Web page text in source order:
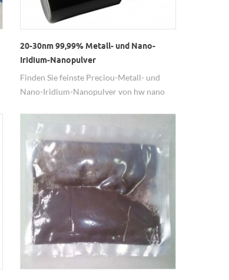
20-30nm 99,99% Metall- und Nano-
Iridium-Nanopulver
Finden Sie feinste Preciou-Metall- und
Nano-Iridium-Nanopulver von hw nano